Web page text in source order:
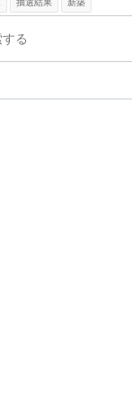
抽選結果 新築